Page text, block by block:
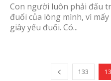
Con người luôn phải đấu
đuối của lòng mình, vì
giây yếu đuối. Có...
133